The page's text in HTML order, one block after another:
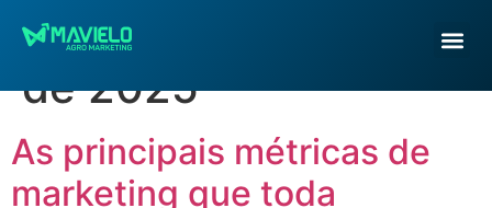
Dia:4 de novembro
de 2025
As principais métricas de
marketing que toda